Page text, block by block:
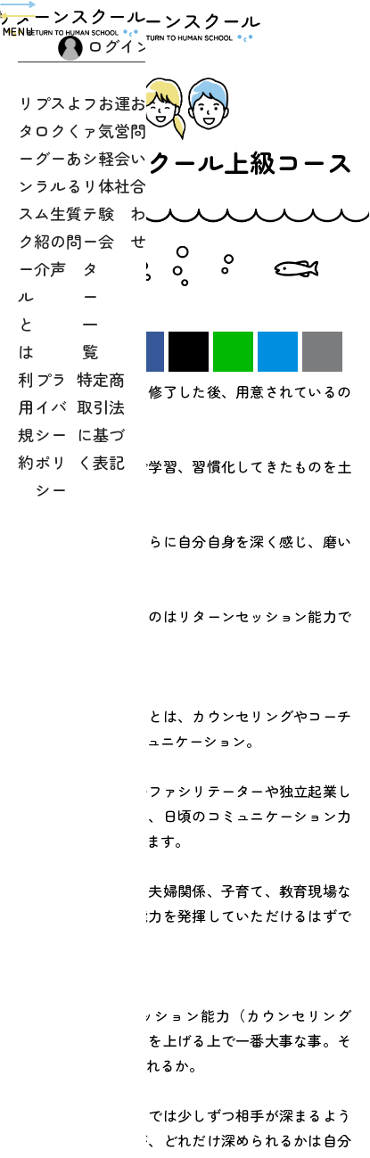
toggle
navigation
MENU
ログイン
リ
タ
ー
ン
ス
ク
ー
ル
と
は
プ
ロ
グ
ラ
ム
紹
介
ス
ク
ー
ル
生
の
声
よ
く
あ
る
質
問
フ
ァ
シ
リ
テ
ー
タ
ー
一
覧
お
気
軽
体
験
会
運
営
会
社
お
問
い
合
わ
せ
利
用
規
約
プラ
イバ
シー
ポリ
シー
特定商
取引法
に基づ
く表記
リターンスクール上級コース
リターンスクールを修了した後、用意されているの
が上級コース。
リターンスクールで学習、習慣化してきたものを土
台にし、
上級コースでは、さらに自分自身を深く感じ、磨い
身につけていただくのはリターンセッション能力で
リターンセッションとは、カウンセリングやコーチ
ング力に優れたコミュニケーション。
リターンスクールのファシリテーターや独立起業し
たい方だけではなく、日頃のコミュニケーション力
を高める効果もあります。
職場での人間関係、夫婦関係、子育て、教育現場な
ど。様々な現場で能力を発揮していただけるはずで
この、リターンセッション能力（カウンセリング
力、コーチング力）を上げる上で一番大事な事。そ
れは自分自身が深まれるか。
リターンセッションでは少しずつ相手が深まるよう
に引き出すのですが、どれだけ深められるかは自分